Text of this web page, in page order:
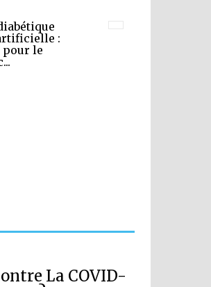
:
pour le
La COVID-